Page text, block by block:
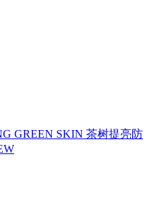
GREEN SKIN 茶树提亮防